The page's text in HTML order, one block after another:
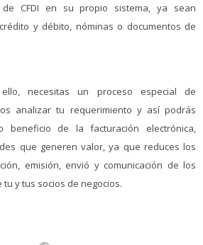
de CFDI en su propio sistema, ya sean
y débito, nóminas o documentos de
necesitas un proceso especial de
analizar tu requerimiento y así podrás
beneficio de la facturación electrónica,
que generen valor, ya que reduces los
emisión, envió y comunicación de los
y tus socios de negocios.